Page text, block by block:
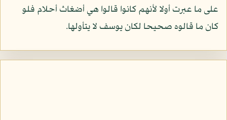
على ما عبرت أولا لأنهم كانوا قالوا هي أضغاث أحلام فلو
كان ما قالوه صحيحا لكان يوسف لا يتأولها.